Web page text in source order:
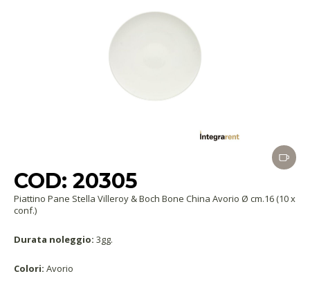
COD: 20305
Piattino Pane Stella Villeroy & Boch Bone China Avorio Ø cm.16 (10 x
conf.)
Durata noleggio: 3gg.
Colori: Avorio